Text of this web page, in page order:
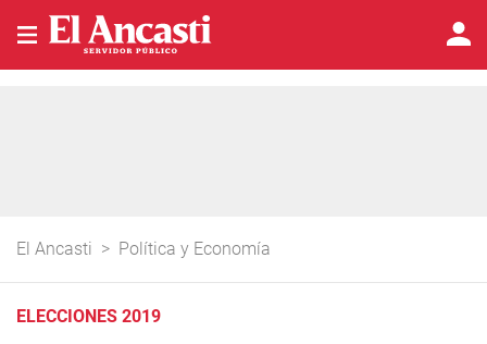
El Ancasti > Política y Economía
ELECCIONES 2019